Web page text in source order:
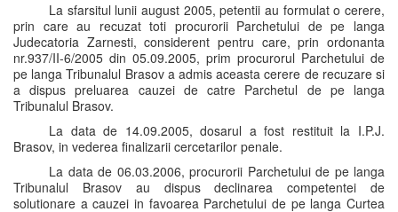
La sfarsitul lunii august 2005, petentii au formulat o cerere,
prin care au recuzat toti procurorii Parchetului de pe langa
Judecatoria Zarnesti, considerent pentru care, prin ordonanta
nr.937/II-6/2005 din 05.09.2005, prim procurorul Parchetului de
pe langa Tribunalul Brasov a admis aceasta cerere de recuzare si
a dispus preluarea cauzei de catre Parchetul de pe langa
Tribunalul Brasov.
La data de 14.09.2005, dosarul a fost restituit la I.P.J.
Brasov, in vederea finalizarii cercetarilor penale.
La data de 06.03.2006, procurorii Parchetului de pe langa
Tribunalul Brasov au dispus declinarea competentei de
solutionare a cauzei in favoarea Parchetului de pe langa Curtea